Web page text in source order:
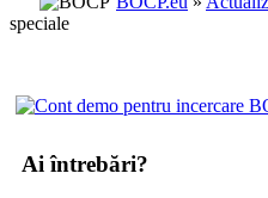
speciale
Ai întrebări?